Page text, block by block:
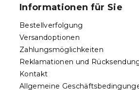
Informationen für Sie
Bestellverfolgung
Versandoptionen
Zahlungsmöglichkeiten
Reklamationen und
Kontakt
Allgemeine